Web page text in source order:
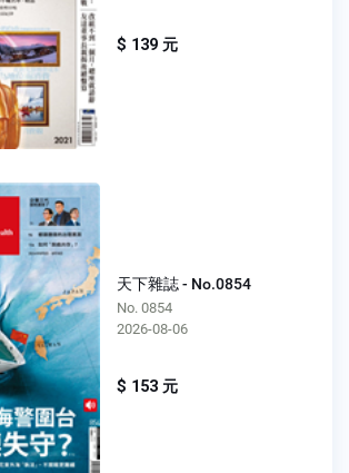
$ 139 元
天下雜誌 - No.0854
No. 0854
2026-08-06
$ 153 元